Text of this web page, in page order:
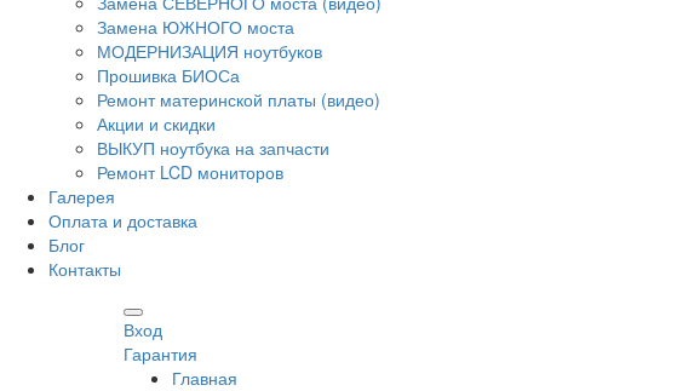
Замена ЮЖНОГО моста
МОДЕРНИЗАЦИЯ ноутбуков
Прошивка БИОСа
Ремонт материнской платы (видео)
Акции и скидки
ВЫКУП ноутбука на запчасти
Ремонт LCD мониторов
Галерея
Оплата и доставка
Блог
Контакты
Вход
Гарантия
Главная